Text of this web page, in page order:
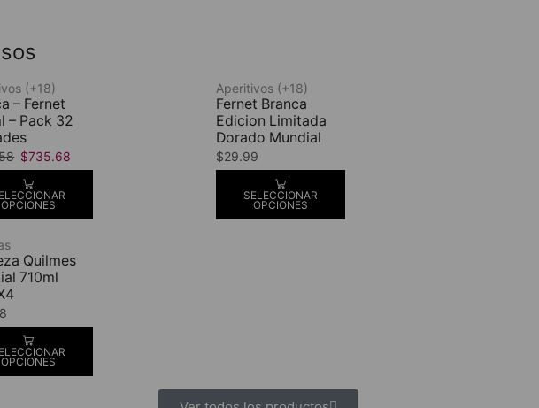
(+18)
– Fernet
– Pack 32
$735.68
OPCIONES
Aperitivos (+18)
Fernet Branca
Edicion Limitada
Dorado Mundial
$29.99
SELECCIONAR
OPCIONES
Quilmes
710ml
OPCIONES